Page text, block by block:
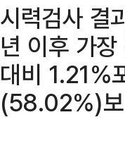
시력검사 결
년 이후 가
대비 1.21%
(58.02%)보